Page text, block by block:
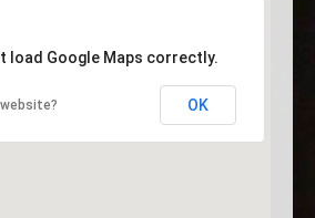
load Google Maps correctly.
OK